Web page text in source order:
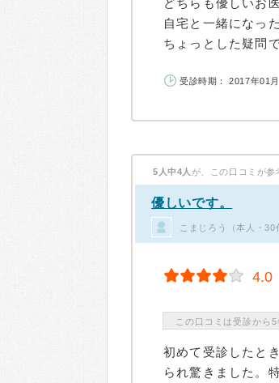
どちらも優しいお
自宅と一緒になっ
ちょっとした疑問
受診時期： 2017年01月
5人中4人 が、この口コミが参
優しいです。
こまじろう（本人・30
4.0
この口コミは受診から
初めて受診したと
られ驚きました。